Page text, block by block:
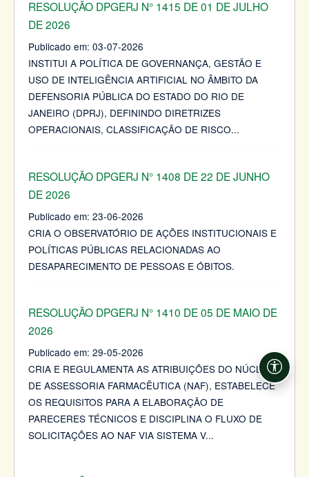
RESOLUÇÃO DPGERJ N° 1415 DE 01 DE JULHO
DE 2026
Publicado em: 03-07-2026
INSTITUI A POLÍTICA DE GOVERNANÇA, GESTÃO E
USO DE INTELIGÊNCIA ARTIFICIAL NO ÂMBITO DA
DEFENSORIA PÚBLICA DO ESTADO DO RIO DE
JANEIRO (DPRJ), DEFININDO DIRETRIZES
OPERACIONAIS, CLASSIFICAÇÃO DE RISCO...
RESOLUÇÃO DPGERJ N° 1408 DE 22 DE JUNHO
DE 2026
Publicado em: 23-06-2026
CRIA O OBSERVATÓRIO DE AÇÕES INSTITUCIONAIS E
POLÍTICAS PÚBLICAS RELACIONADAS AO
DESAPARECIMENTO DE PESSOAS E ÓBITOS.
RESOLUÇÃO DPGERJ N° 1410 DE 05 DE MAIO DE
2026
Publicado em: 29-05-2026
CRIA E REGULAMENTA AS ATRIBUIÇÕES DO NÚCLEO
DE ASSESSORIA FARMACÊUTICA (NAF), ESTABELECE
OS REQUISITOS PARA A ELABORAÇÃO DE
PARECERES TÉCNICOS E DISCIPLINA O FLUXO DE
SOLICITAÇÕES AO NAF VIA SISTEMA V...